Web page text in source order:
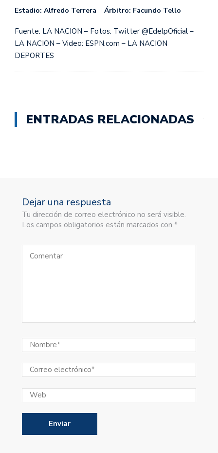
Estadio: Alfredo Terrera Árbitro: Facundo Tello
Fuente: LA NACION – Fotos: Twitter @EdelpOficial –
LA NACION – Video: ESPN.com – LA NACION
DEPORTES
ENTRADAS RELACIONADAS
Dejar una respuesta
Tu dirección de correo electrónico no será visible.
Los campos obligatorios están marcados con *